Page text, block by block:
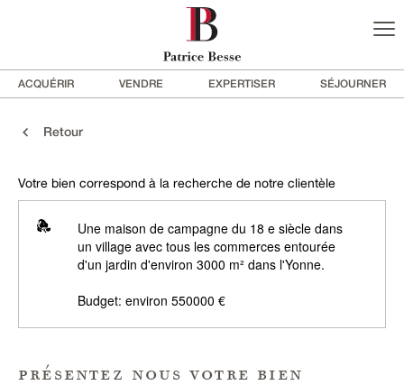
ACQUÉRIR VENDRE EXPERTISER SÉJOURNER
Retour
Votre bien correspond à la recherche de notre clientèle
Une maison de campagne du 18 e siècle dans
un village avec tous les commerces entourée
d'un jardin d'environ 3000 m² dans l'Yonne.
Budget: environ 550000 €
présentez nous votre bien